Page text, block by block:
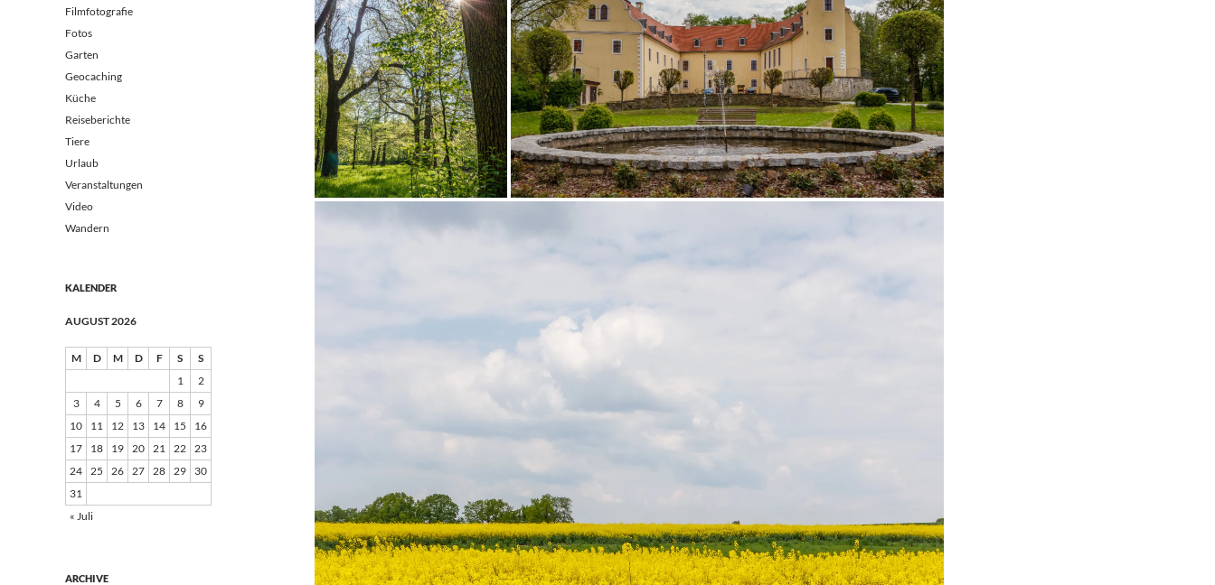
Filmfotografie
Fotos
Garten
Geocaching
Küche
Reiseberichte
Tiere
Urlaub
Veranstaltungen
Video
Wandern
KALENDER
AUGUST 2026
M D M D F S
S
1
2
3
4 5 6 7 8
9
10
11 12 13 14 15
16
17
18 19 20 21 22 23
24 25 26 27 28 29
30
31
« Juli
ARCHIVE